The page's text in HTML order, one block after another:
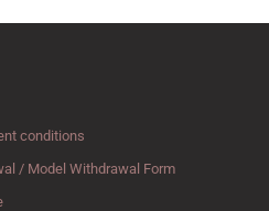
conditions
/ Model Withdrawal Form